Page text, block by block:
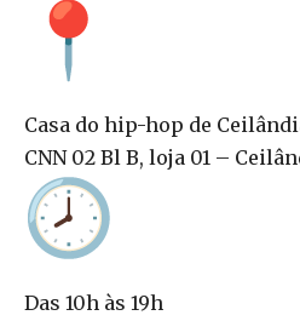
Casa do hip-hop de
CNN 02 Bl B, loja 01 –
Das 10h às 19h